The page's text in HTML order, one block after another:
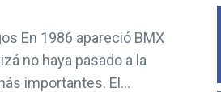
En 1986 apareció BMX
no haya pasado a la
importantes. El...